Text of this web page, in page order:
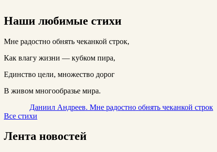
Наши любимые стихи
Мне радостно обнять чеканкой строк,
Как влагу жизни — кубком пира,
Единство цели, множество дорог
В живом многообразье мира.
Даниил Андреев. Мне радостно обнять чеканкой строк
Все стихи
Лента новостей